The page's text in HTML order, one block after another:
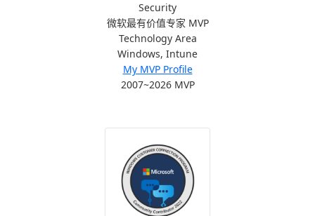
Security
微软最有价值专家 MVP
Technology Area
Windows, Intune
My MVP Profile
2007~2026 MVP